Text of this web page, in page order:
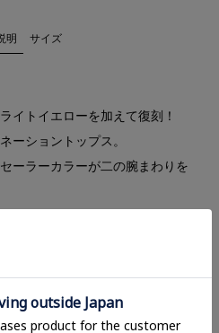
明 サイズ
イトイエローを加えて復刻！
ーショントップス。
ーラーカラーが二の腕まわりを